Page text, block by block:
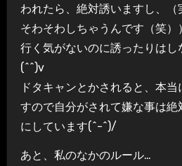
われたら、絶対誘いますし、（
そわそわしちゃうんです（笑）
行く気がないのに誘ったりはし
(^^)v
ドタキャンとかされると、本当
すので自分がされて嫌な事は絶
にしています(^-^)/
あと、私のなかのルール…